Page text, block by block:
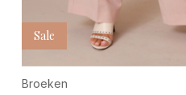
Sale
Broeken